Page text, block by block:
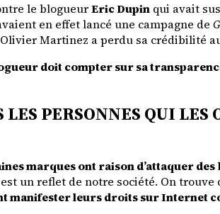
le blogueurEric Dupin qui avait
en effet lancé une campagne de
Martinez a perdu sa crédibilité
doit compter sur sa
LES PERSONNES QUI
marques ont raison d’attaquer
un reflet de notre société. On trouve
manifester leurs droits sur Internet